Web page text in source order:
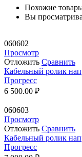
Похожие
Вы
060602
Просмотр
Отложить Сравнить
Кабельный ролик
Прогресс
6 500.00 ₽
060603
Просмотр
Отложить Сравнить
Кабельный ролик
Прогресс